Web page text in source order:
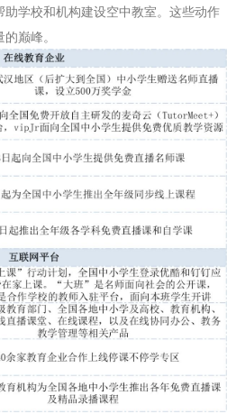
学校和机构建设空中教室。这些动作
巅峰。